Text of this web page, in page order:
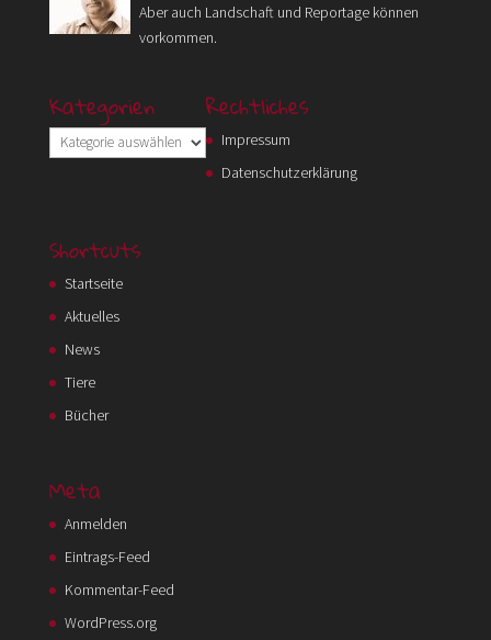
Aber auch Landschaft und Reportage können
vorkommen.
Kategorien
Kategorien
Rechtliches
Impressum
Datenschutzerklärung
Shortcuts
Startseite
Aktuelles
News
Tiere
Bücher
Meta
Anmelden
Eintrags-Feed
Kommentar-Feed
WordPress.org